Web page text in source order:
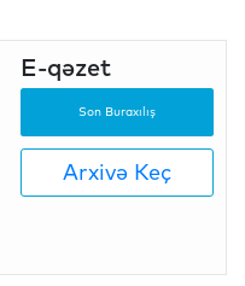
E-qəzet
Son Buraxılış
Arxivə Keç